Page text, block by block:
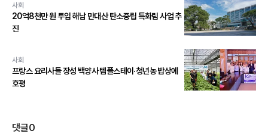
사회
20억8천만 원 투입 해남 만대산 탄소중립 특화림 사업 추
진
사회
프랑스 요리사들 장성 백양사 템플스테이·청년농 밥상에
호평
댓글0